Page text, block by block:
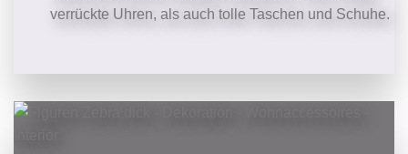
verrückte Uhren, als auch tolle Taschen und Schuhe.